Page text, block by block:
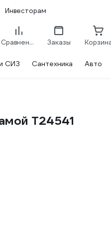
Инвесторам
Сравнение Заказы
СИЗ Сантехника Авто
T24541